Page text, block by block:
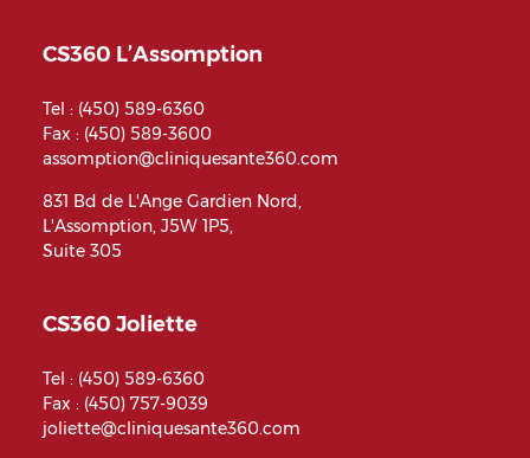
CS360 L’Assomption
Tel : (450) 589-6360
Fax : (450) 589-3600
assomption@cliniquesante360.com
831 Bd de L'Ange Gardien Nord,
L'Assomption, J5W 1P5,
Suite 305
CS360 Joliette
Tel : (450) 589-6360
Fax : (450) 757-9039
joliette@cliniquesante360.com